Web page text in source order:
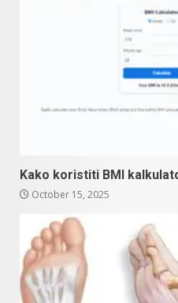
Kako koristiti BMI
October 15, 2025